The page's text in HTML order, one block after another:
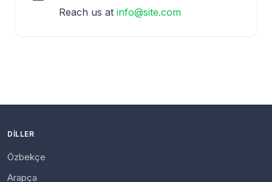
Reach us at info@site.com
DILLER
Özbekçe
Arapça